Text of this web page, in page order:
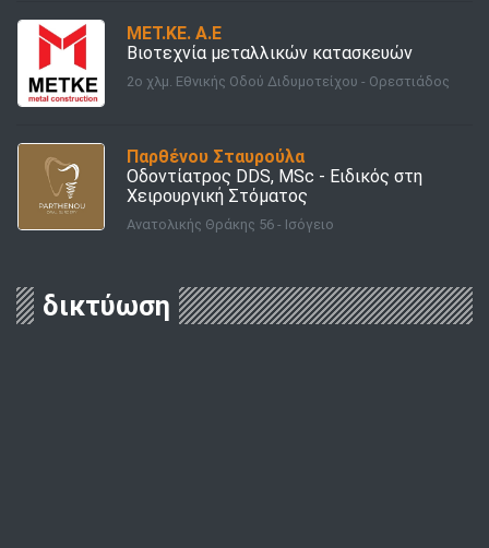
ΜΕΤ.ΚΕ. Α.Ε
Βιοτεχνία μεταλλικών κατασκευών
2o χλμ. Εθνικής Οδού Διδυμοτείχου - Ορεστιάδος
Παρθένου Σταυρούλα
Οδοντίατρος DDS, MSc - Ειδικός στη
Χειρουργική Στόματος
Ανατολικής Θράκης 56 - Ισόγειο
δικτύωση